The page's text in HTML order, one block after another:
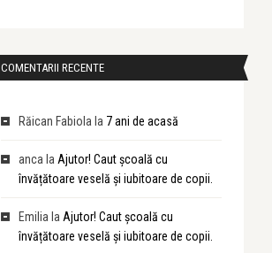
COMENTARII RECENTE
Răican Fabiola la 7 ani de acasă
anca la Ajutor! Caut școală cu
învățătoare veselă și iubitoare de copii.
Emilia la Ajutor! Caut școală cu
învățătoare veselă și iubitoare de copii.